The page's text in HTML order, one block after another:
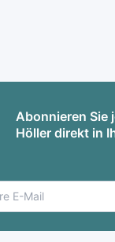
Abonnieren Sie
Höller direkt in